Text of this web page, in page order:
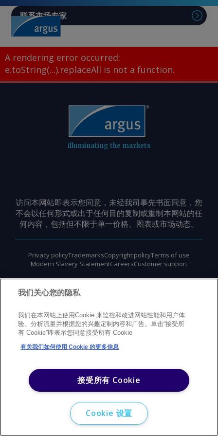
联系市场专家
A rendering error occurred:
e.toString(...).replaceAll is not a function.
illuminating the markets
访问本网站即表示您同意，未经我司事先书面同意，您
不会以任何形式或出于任何目的复制或重制本网站的任
何内容，包括但不限于单一价格、图表或市场动态。
©2026Argus Media Group Copyright
Privacy policyTrademarksCopyright policyTerms of use
Modern Slavery StatementCareersCustomer support
我们关心您的隐私
我们在本网站上使用Cookie 来监控和改进网站性能和用户体
验、分析流量并根据您的兴趣定制内容和广告。单击“接受所
有 Cookie”即表示您同意接受所有 Cookie
有关我们如何使用 Cookie 的更多信息
接受所有 Cookie
Cookie 设置